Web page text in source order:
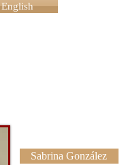
English
Sabrina González